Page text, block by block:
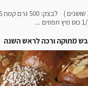
מתוקה ורכה לראש השנה